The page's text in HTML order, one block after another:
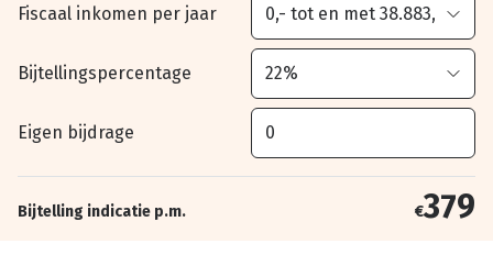
Fiscaal inkomen per jaar
Bijtellingspercentage
Eigen bijdrage
Bijtelling indicatie p.m. €379